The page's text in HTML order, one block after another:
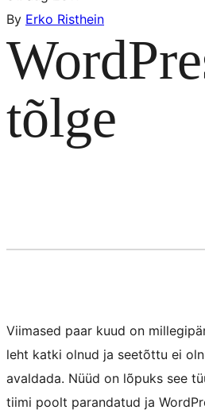
By Erko Risthein
tõlge
Viimased paar kuud on
leht katki olnud ja seetõttu ei
avaldada. Nüüd on lõpuks see
tiimi poolt parandatud ja